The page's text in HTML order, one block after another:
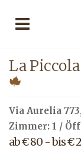
La Piccola
Via Aurelia
Zimmer: 1 /
ab € 80 - bis €